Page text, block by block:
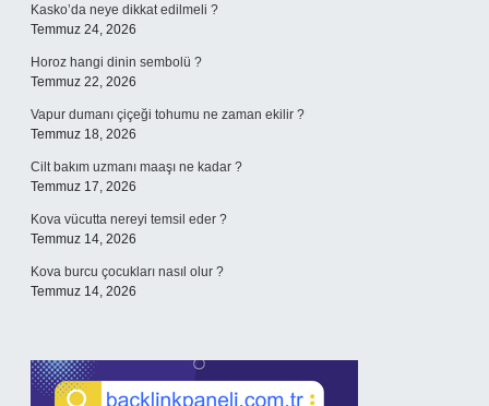
Kasko’da neye dikkat edilmeli ?
Temmuz 24, 2026
Horoz hangi dinin sembolü ?
Temmuz 22, 2026
Vapur dumanı çiçeği tohumu ne zaman ekilir ?
Temmuz 18, 2026
Cilt bakım uzmanı maaşı ne kadar ?
Temmuz 17, 2026
Kova vücutta nereyi temsil eder ?
Temmuz 14, 2026
Kova burcu çocukları nasıl olur ?
Temmuz 14, 2026